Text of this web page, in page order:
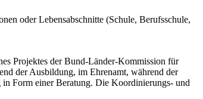
oder Lebensabschnitte (Schule, Berufsschule,
Projektes der Bund-Länder-Kommission für
der Ausbildung, im Ehrenamt, während der
Form einer Beratung. Die Koordinierungs- und